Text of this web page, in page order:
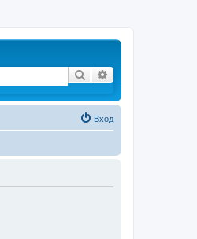
Поиск
Вход